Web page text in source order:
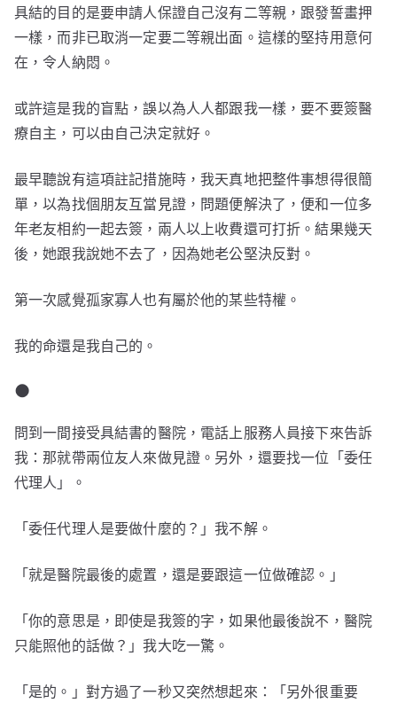
具結的目的是要申請人保證自己沒有二等親，跟發誓畫押
一樣，而非已取消一定要二等親出面。這樣的堅持用意何
在，令人納悶。
或許這是我的盲點，誤以為人人都跟我一樣，要不要簽醫
療自主，可以由自己決定就好。
最早聽說有這項註記措施時，我天真地把整件事想得很簡
單，以為找個朋友互當見證，問題便解決了，便和一位多
年老友相約一起去簽，兩人以上收費還可打折。結果幾天
後，她跟我說她不去了，因為她老公堅決反對。
第一次感覺孤家寡人也有屬於他的某些特權。
我的命還是我自己的。
●
問到一間接受具結書的醫院，電話上服務人員接下來告訴
我：那就帶兩位友人來做見證。另外，還要找一位「委任
代理人」。
「委任代理人是要做什麼的？」我不解。
「就是醫院最後的處置，還是要跟這一位做確認。」
「你的意思是，即使是我簽的字，如果他最後說不，醫院
只能照他的話做？」我大吃一驚。
「是的。」對方過了一秒又突然想起來：「另外很重要